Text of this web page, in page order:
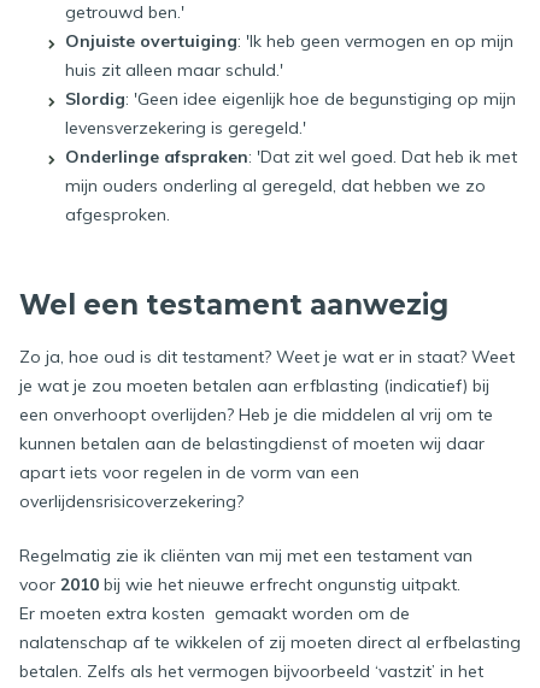
getrouwd ben.'
Onjuiste overtuiging: 'Ik heb geen vermogen en op mijn
huis zit alleen maar schuld.'
Slordig: 'Geen idee eigenlijk hoe de begunstiging op mijn
levensverzekering is geregeld.'
Onderlinge afspraken: 'Dat zit wel goed. Dat heb ik met
mijn ouders onderling al geregeld, dat hebben we zo
afgesproken.
Wel een testament aanwezig
Zo ja, hoe oud is dit testament? Weet je wat er in staat? Weet
je wat je zou moeten betalen aan erfblasting (indicatief) bij
een onverhoopt overlijden? Heb je die middelen al vrij om te
kunnen betalen aan de belastingdienst of moeten wij daar
apart iets voor regelen in de vorm van een
overlijdensrisicoverzekering?
Regelmatig zie ik cliënten van mij met een testament van
voor 2010 bij wie het nieuwe erfrecht ongunstig uitpakt.
Er moeten extra kosten gemaakt worden om de
nalatenschap af te wikkelen of zij moeten direct al erfbelasting
betalen. Zelfs als het vermogen bijvoorbeeld ‘vastzit’ in het